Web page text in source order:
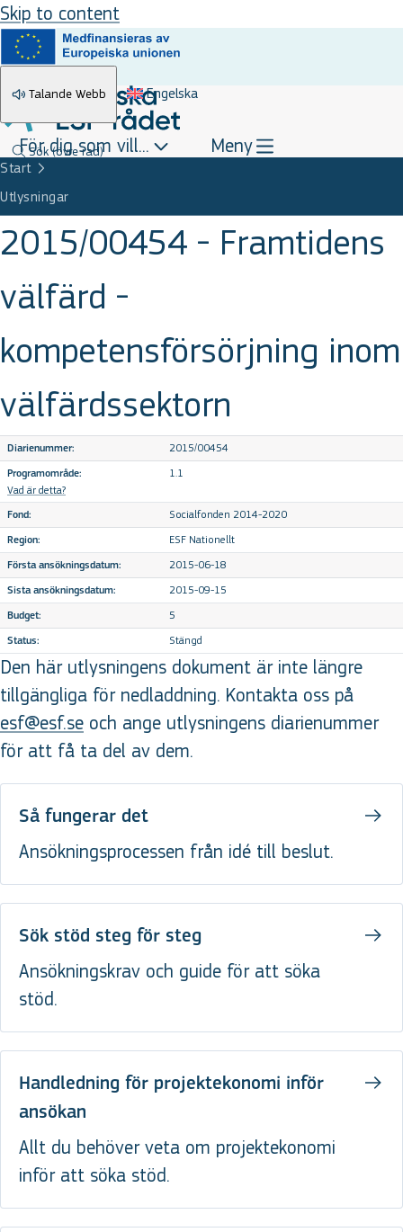
Skip to content
Talande Webb Engelska
Sök(övre rad)
För dig som vill... Meny
Start
Utlysningar
2015/00454 - Framtidens
välfärd -
kompetensförsörjning inom
välfärdssektorn
Diarienummer: 2015/00454
Programområde:
Vad är detta?
1.1
Fond: Socialfonden 2014-2020
Region: ESF Nationellt
Första ansökningsdatum: 2015-06-18
Sista ansökningsdatum: 2015-09-15
Budget: 5
Status: Stängd
Den här utlysningens dokument är inte längre
tillgängliga för nedladdning. Kontakta oss på
esf@esf.se och ange utlysningens diarienummer
för att få ta del av dem.
Så fungerar det
Ansökningsprocessen från idé till beslut.
Sök stöd steg för steg
Ansökningskrav och guide för att söka
stöd.
Handledning för projektekonomi inför
ansökan
Allt du behöver veta om projektekonomi
inför att söka stöd.